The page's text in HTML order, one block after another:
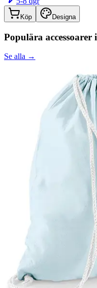
Köp Designa
Populära accessoarer i
Se alla →